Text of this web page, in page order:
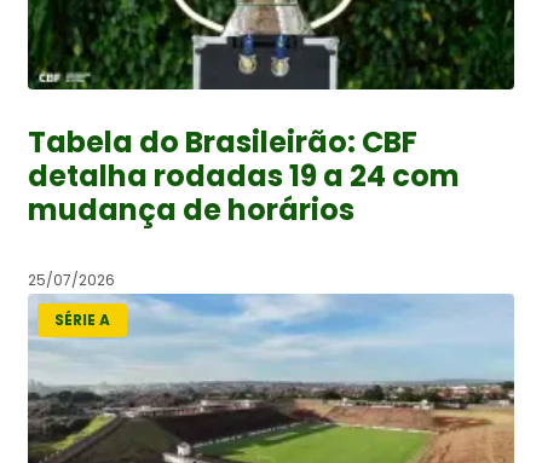
Tabela do Brasileirão: CBF
detalha rodadas 19 a 24 com
mudança de horários
25/07/2026
SÉRIE A